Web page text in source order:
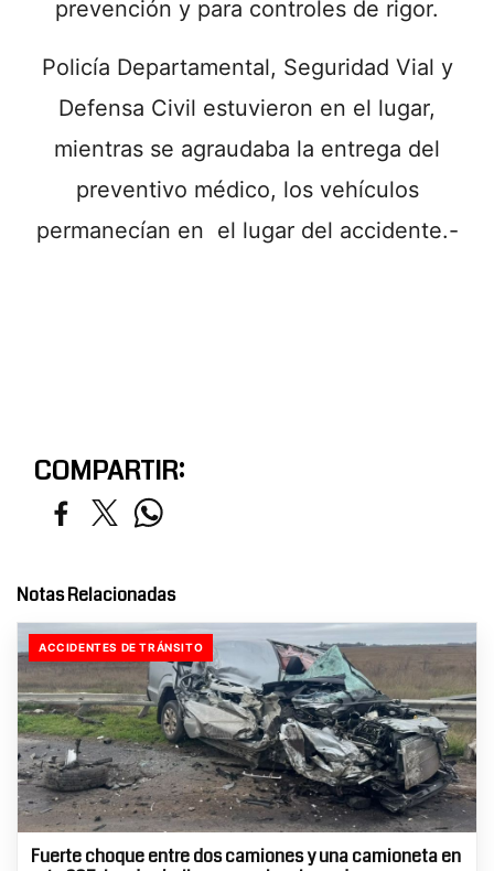
prevención y para controles de rigor.
Policía Departamental, Seguridad Vial y
Defensa Civil estuvieron en el lugar,
mientras se agraudaba la entrega del
preventivo médico, los vehículos
permanecían en el lugar del accidente.-
COMPARTIR:
Notas Relacionadas
ACCIDENTES DE TRÁNSITO
Fuerte choque entre dos camiones y una camioneta en